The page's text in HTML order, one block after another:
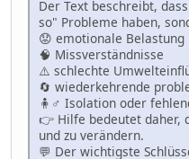
Der Text beschreibt,
so" Probleme haben,
😟 emotionale Belastung
🧠 Missverständnisse
⚠️ schlechte
🔄 wiederkehrende
🧍♂️ Isolation oder
👉 Hilfe bedeutet daher,
und zu verändern.
💬 Der wichtigste